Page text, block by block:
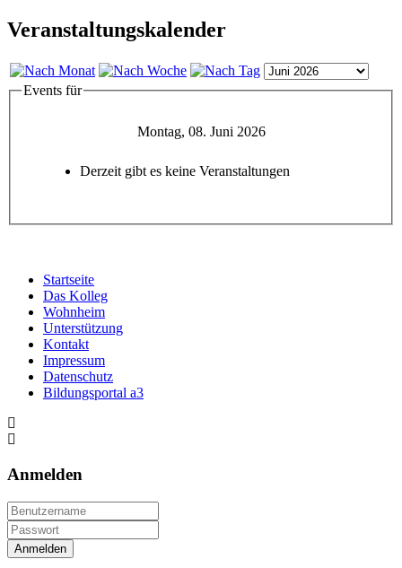
Veranstaltungskalender
Events für
Montag, 08. Juni 2026
Derzeit gibt es keine Veranstaltungen
Startseite
Das Kolleg
Wohnheim
Unterstützung
Kontakt
Impressum
Datenschutz
Bildungsportal a3
Anmelden
Anmelden